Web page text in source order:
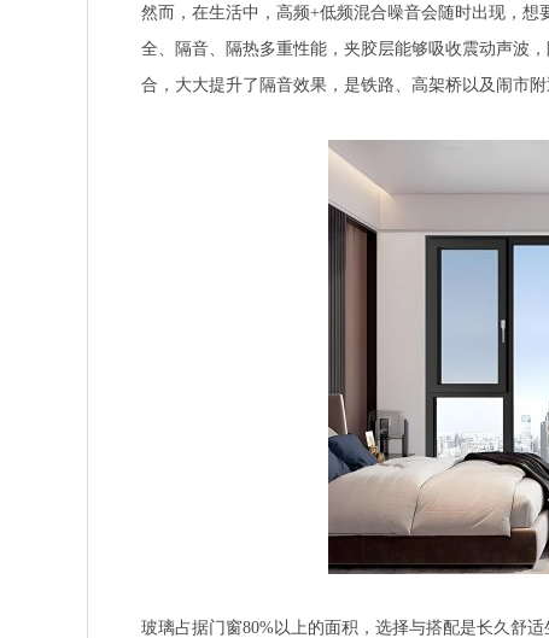
然而，在生活中，高频+低频混合噪音会随时出现，
全、隔音、隔热多重性能，夹胶层能够吸收震动声波
合，大大提升了隔音效果，是铁路、高架桥以及闹市附
玻璃占据门窗80%以上的面积，选择与搭配是长久舒